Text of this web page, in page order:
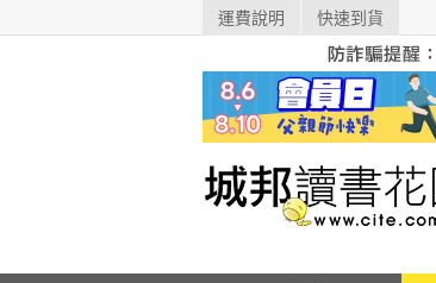
運費說明 快速到貨